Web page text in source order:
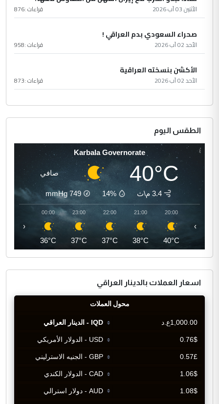
الأثنين 03 آب 2026 قراءات :876
صحراء السعودي بدم العراقي !
الأحد 02 آب 2026 قراءات :958
الأكشن بنسخته العراقية
الأحد 02 آب 2026 قراءات :873
الطقس اليوم
Karbala Governorate
40°C صافي
3.4 م\ث 14%
749
mmHg
20:00
40°C
21:00
38°C
22:00
37°C
23:00
37°C
00:00
36°C
‹ ›
اسعار العملات بالدينار العراقي